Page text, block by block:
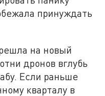
принуждать
на новый
дронов вглубь
Если раньше
кварталу в